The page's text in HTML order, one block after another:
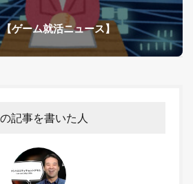
ゲーム就活ニュース】
記事を書いた人